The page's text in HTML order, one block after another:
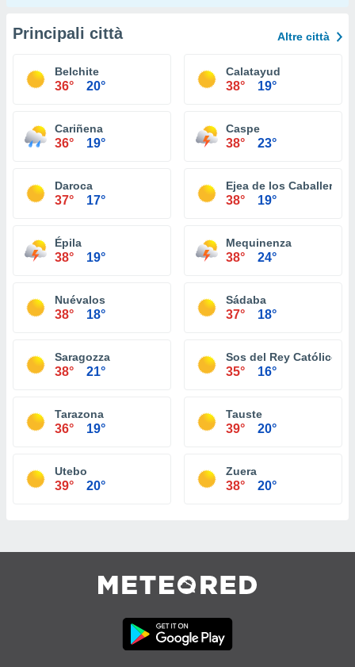
Principali città Altre città
Belchite
36° 20°
Calatayud
38° 19°
Cariñena
36° 19°
Caspe
38° 23°
Daroca
37° 17°
Ejea de los Caballeros
38° 19°
Épila
38° 19°
Mequinenza
38° 24°
Nuévalos
38° 18°
Sádaba
37° 18°
Saragozza
38° 21°
Sos del Rey Católico
35° 16°
Tarazona
36° 19°
Tauste
39° 20°
Utebo
39° 20°
Zuera
38° 20°